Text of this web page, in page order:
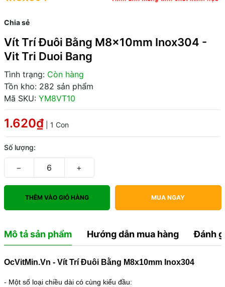
Chia sẻ
Vít Trí Đuôi Bằng M8x10mm Inox304 -
Vit Tri Duoi Bang
Tình trạng: Còn hàng
Tồn kho: 282 sản phẩm
Mã SKU: YM8VT10
1.620₫ | 1 Con
Số lượng:
− +
THÊM VÀO GIỎ HÀNG MUA NGAY
Mô tả sản phẩm Hướng dẫn mua hàng Đánh
OcVitMin.Vn - Vít Trí Đuôi Bằng M8x10mm Inox304
- Một số loại chiều dài có cùng kiểu đầu: